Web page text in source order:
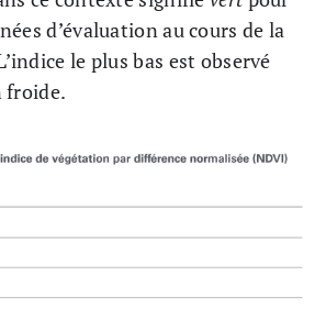
d’évaluation au cours de la
le plus bas est observé
froide.